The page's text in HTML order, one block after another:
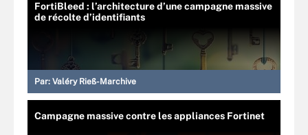
FortiBleed : l’architecture d’une campagne massive
de récolte d’identifiants
Par: Valéry Rieß-Marchive
Campagne massive contre les appliances Fortinet